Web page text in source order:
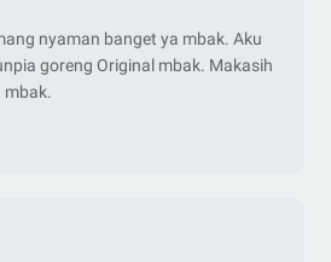
nyaman banget ya mbak. Aku
goreng Original mbak. Makasih
mbak.